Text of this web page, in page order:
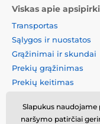
Viskas apie
Transportas
Sąlygos ir nuostatos
Grąžinimai ir skundai
Prekių grąžinimas
Prekių keitimas
Kontaktinė
Slapukus
naršymo patirčiai